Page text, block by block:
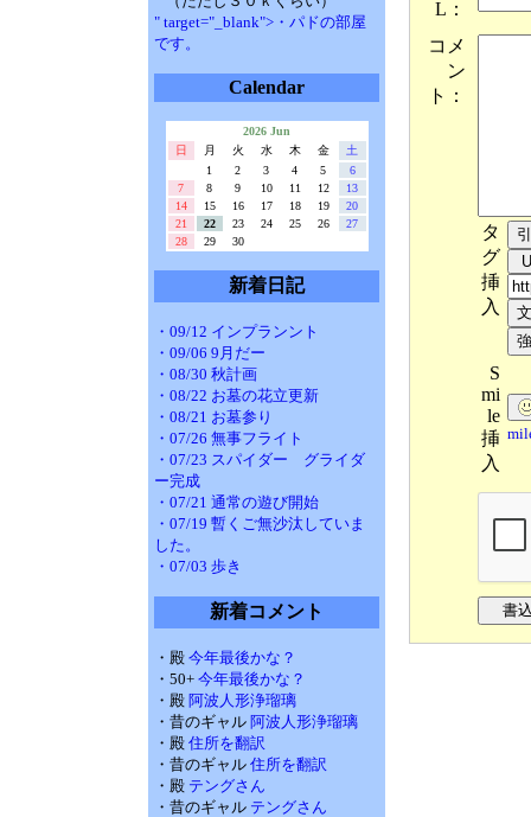
" target="_blank">・パドの部屋
です。
Calendar
2026 Jun
日
月 火 水 木 金
土
1
2 3 4 5
6
7
8 9 10 11 12
13
14
15 16 17 18 19
20
21
22 23 24 25 26
27
28
29 30
新着日記
・09/12 インプランント
・09/06 9月だー
・08/30 秋計画
・08/22 お墓の花立更新
・08/21 お墓参り
・07/26 無事フライト
・07/23 スパイダー グライダ
ー完成
・07/21 通常の遊び開始
・07/19 暫くご無沙汰していま
した。
・07/03 歩き
新着コメント
・殿 今年最後かな？
・50+ 今年最後かな？
・殿 阿波人形浄瑠璃
・昔のギャル 阿波人形浄瑠璃
・殿 住所を翻訳
・昔のギャル 住所を翻訳
・殿 テングさん
・昔のギャル テングさん
L：
コメ
ン
ト：
タ
グ
挿
入
S
mi
le
挿
入